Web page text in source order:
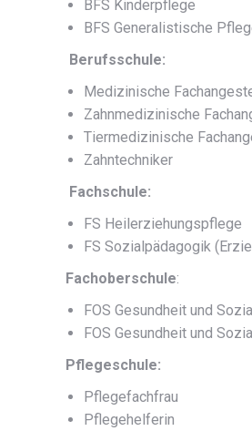
BFS Kinderpflege
BFS Generalistische
Berufsschule:
Medizinische
Zahnmedizinische
Tiermedizinische
Zahntechniker
Fachschule:
FS Heilerziehungspflege
FS Sozialpädagogik
Fachoberschule:
FOS Gesundheit und
FOS Gesundheit und
Pflegeschule:
Pflegefachfrau
Pflegehelferin